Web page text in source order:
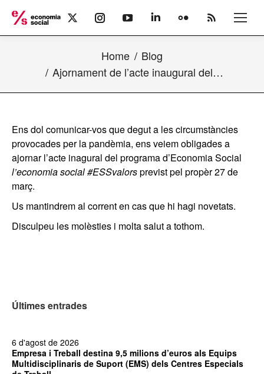
X
page
new
window
Instagram
page
in
new
window
YouTube
page
in
new
window
Linkedin
page
in
new
window
Flickr
page
new
window
Rss
page
new
window
Home
Blog
Ajornament de l’acte inaugural del…
Ens dol comunicar-vos que degut a les circumstàncies
provocades per la pandèmia, ens veiem obligades a
ajornar l’acte inagural del programa d’Economia Social
l’economia social #ESSvalorsprevist pel propèr 27 de
març.
Us mantindrem al corrent en cas que hi hagi novetats.
Disculpeu les molèsties i molta salut a tothom.
Últimes entrades
Empresa i Treball destina 9,5 milions d’euros als Equips
Multidisciplinaris de Suport (EMS) dels Centres Especials
6 d'agost de 2026